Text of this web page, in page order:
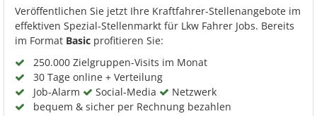
Veröffentlichen Sie jetzt Ihre Kraftfahrer-Stellenangebote im
effektiven Spezial-Stellenmarkt für Lkw Fahrer Jobs. Bereits
im Format Basic profitieren Sie:
250.000 Zielgruppen-Visits im Monat
30 Tage online + Verteilung
Job-Alarm
Social-Media
Netzwerk
bequem & sicher per Rechnung bezahlen